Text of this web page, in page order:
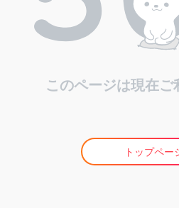
このページは現在